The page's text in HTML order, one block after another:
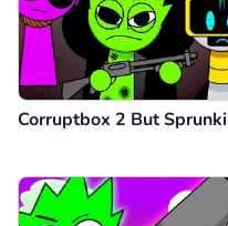
Corruptbox 2 But Sprunki